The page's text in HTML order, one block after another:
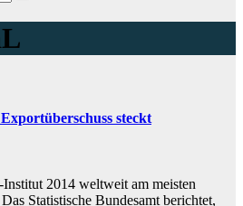
steckt
2014 weltweit am meisten
Statistische Bundesamt berichtet,